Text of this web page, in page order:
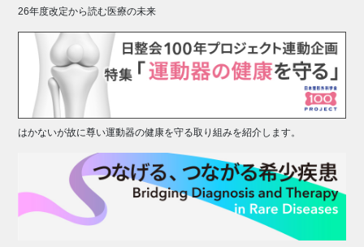
26年度改定から読む医療の未来
はかないが故に尊い運動器の健康を守る取り組みを紹介します。